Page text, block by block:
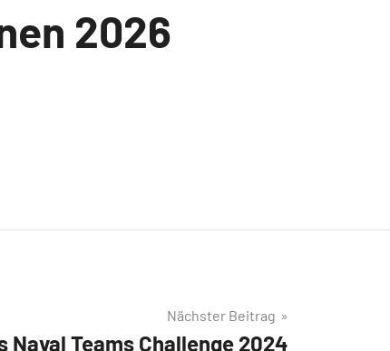
2026
Nächster Beitrag
Naval Teams Challenge 2024